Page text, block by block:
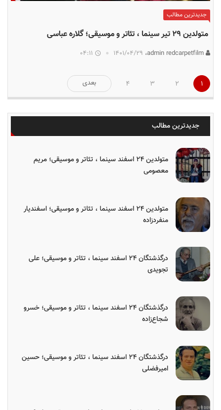
جدیدترین مطالب
متولدین ۲۹ تیر سینما ، تئاتر و موسیقی؛ گلاره عباسی
۱۴۰۱/۰۴/۲۹ 04:11
صفحه‌بندی
نوشته‌ها
1
2
3
4 بعدی
جدیدترین مطالب
متولدین ۲۴ اسفند سینما ، تئاتر و موسیقی؛ مریم
معصومی
متولدین ۲۴ اسفند سینما ، تئاتر و موسیقی؛ اسفندیار
منفردزاده
درگذشتگان ۲۴ اسفند سینما ، تئاتر و موسیقی؛ علی
تجویدی
درگذشتگان ۲۴ اسفند سینما ، تئاتر و موسیقی؛ خسرو
شجاع‌زاده
درگذشتگان ۲۴ اسفند سینما ، تئاتر و موسیقی؛ حسین
امیرفضلی